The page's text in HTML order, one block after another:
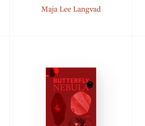
Maja Lee Langvad